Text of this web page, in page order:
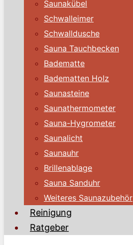
Saunakübel
Schwalleimer
Schwalldusche
Sauna Tauchbecken
Badematte
Badematten Holz
Saunasteine
Saunathermometer
Sauna-Hygrometer
Saunalicht
Saunauhr
Brillenablage
Sauna Sanduhr
Weiteres Saunazubehör
Reinigung
Ratgeber